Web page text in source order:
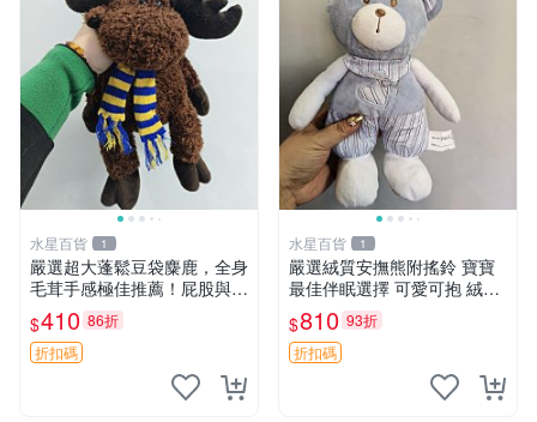
水星百貨 1
嚴選超大蓬鬆豆袋麋鹿，全身
毛茸手感極佳推薦！屁股與四
肢填充均勻，適合收藏與孩童
共賞。 麋鹿 豆袋 毛茸玩具
$410 86折
折扣碼
水星百貨 1
嚴選絨質安撫熊附搖鈴 寶寶
最佳伴眠選擇 可愛可抱 絨毛
玩具 安撫熊 嬰兒用
$810 93折
折扣碼